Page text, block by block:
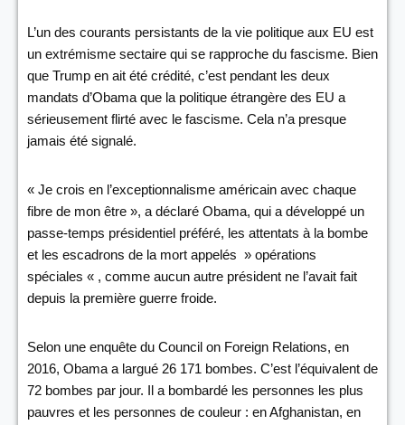
L’un des courants persistants de la vie politique aux EU est
un extrémisme sectaire qui se rapproche du fascisme. Bien
que Trump en ait été crédité, c’est pendant les deux
mandats d’Obama que la politique étrangère des EU a
sérieusement flirté avec le fascisme. Cela n’a presque
jamais été signalé.
« Je crois en l’exceptionnalisme américain avec chaque
fibre de mon être », a déclaré Obama, qui a développé un
passe-temps présidentiel préféré, les attentats à la bombe
et les escadrons de la mort appelés » opérations
spéciales « , comme aucun autre président ne l’avait fait
depuis la première guerre froide.
Selon une enquête du Council on Foreign Relations, en
2016, Obama a largué 26 171 bombes. C’est l’équivalent de
72 bombes par jour. Il a bombardé les personnes les plus
pauvres et les personnes de couleur : en Afghanistan, en